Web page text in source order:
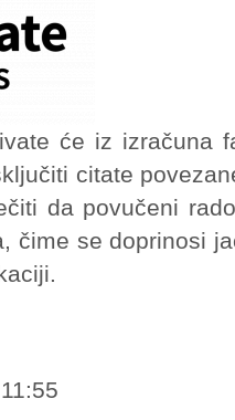
će iz izračuna
citate
da povučeni
čime se doprinosi